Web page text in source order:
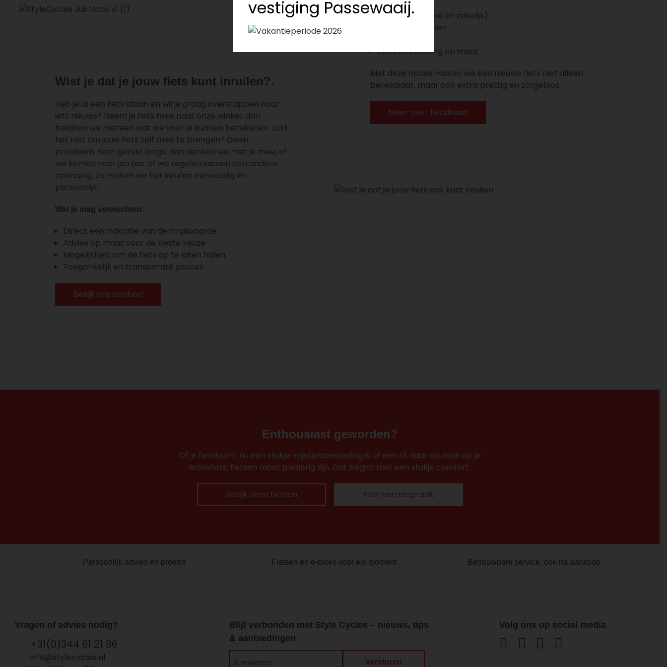
Fietslease (privé én zakelijk)
Gespreid betalen
Fietsverzekering op maat
Met deze opties maken we een nieuwe fiets niet alleen
bereikbaar, maar ook extra prettig en zorgeloos.
Meer over fietslease
Wist je dat je jouw fiets kunt inruilen?
Heb je al een fiets staan en wil je graag overstappen naar
iets nieuws? Neem je fiets mee naar onze winkel, dan
bekijken we meteen wat we voor je kunnen betekenen. Lukt
het niet om jouw fiets zelf mee te brengen? Geen
probleem. Kom gerust langs, dan denken we met je mee; of
we komen naar jou toe, of we regelen samen een andere
oplossing. Zo maken we het inruilen eenvoudig én
persoonlijk.
Wat je mag verwachten:
Direct een indicatie van de inruilwaarde
Advies op maat voor de beste keuze
Mogelijkheid om de fiets op te laten halen
Toegankelijk en transparant proces.
Bekijk ons aanbod
Enthousiast geworden?
Of je fietstocht nu een stukje vrijetijdsbesteding is of een rit naar de zaak op je
leasefiets: fietsen moet plezierig zijn. Dat begint met een stukje comfort.
Bekijk onze fietsen Plan een afspraak
Persoonlijk advies en proefrit Fietsen en e-bikes voor elk moment Betrouwbare service, ook na aankoop
Vragen of advies nodig?
+31(0)344 61 21 96
info@stylecycles.nl
Blijf verbonden met Style Cycles – nieuws, tips
& aanbiedingen
Volg ons op social media
vestiging Passewaaij.